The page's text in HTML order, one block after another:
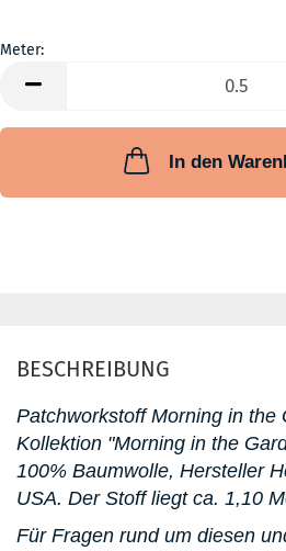
Meter:
In den
BESCHREIBUNG
Patchworkstoff Morning in the
Kollektion "Morning in the
100% Baumwolle, Hersteller
USA. Der Stoff liegt ca. 1,10
Für Fragen rund um diesen